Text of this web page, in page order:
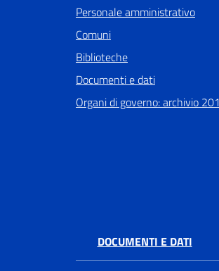
Personale amministrativo
Comuni
Biblioteche
Documenti e dati
Organi di governo: archivio
DOCUMENTI E DATI